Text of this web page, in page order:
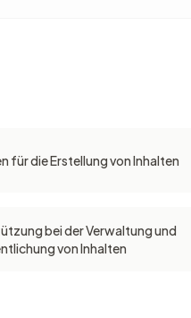
für die Erstellung von Inhalten
bei der Verwaltung und
von Inhalten